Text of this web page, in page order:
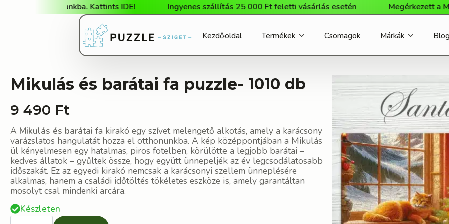
Kattints IDE! Ingyenes szállítás 25 000 Ft feletti vásárlás esetén Megérkezett a Milliwood
Kezdőoldal Termékek Csomagok Márkák
Mikulás és barátai fa puzzle- 1010 db
9 490 Ft
A Mikulás és barátai fa kirakó egy szívet melengető alkotás, amely a karácsony
varázslatos hangulatát hozza el otthonunkba. A kép középpontjában a Mikulás
ül kényelmesen egy hatalmas, piros fotelben, körülötte a legjobb barátai –
kedves állatok – gyűltek össze, hogy együtt ünnepeljék az év legcsodálatosabb
időszakát. Ez az egyedi kirakó nemcsak a karácsonyi szellem ünneplésére
alkalmas, hanem a családi időtöltés tökéletes eszköze is, amely garantáltan
mosolyt csal mindenki arcára.
Készleten
Mikulás